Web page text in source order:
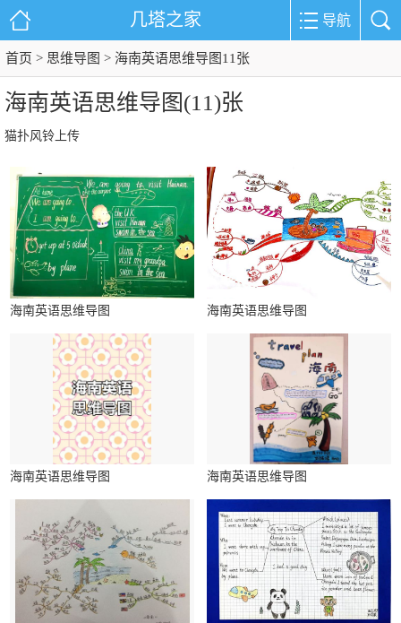
几塔之家 导航
首页 > 思维导图 > 海南英语思维导图11张
海南英语思维导图(11)张
猫扑风铃上传
海南英语思维导图 海南英语思维导图
海南英语思维导图 海南英语思维导图